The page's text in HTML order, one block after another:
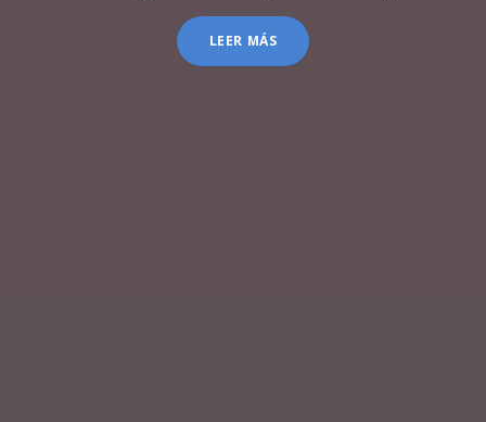
LEER MÁS